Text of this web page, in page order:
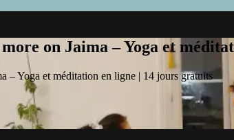
on Jaima – Yoga et
– Yoga et méditation en ligne | 14 jours gratuits